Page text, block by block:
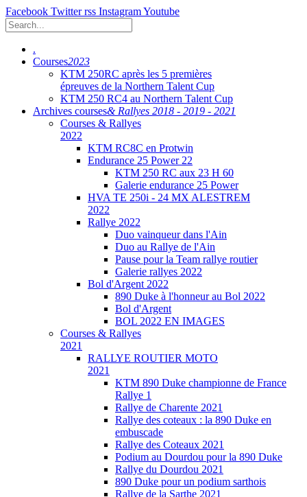
Facebook Twitter rss InstagramYoutube
.
Courses2023
KTM 250RC après les 5 premières
épreuves de la Northern Talent Cup
KTM 250 RC4 au Northern Talent Cup
Archives courses& Rallyes 2018 - 2019 - 2021
Courses & Rallyes
2022
KTM RC8C en Protwin
Endurance 25 Power 22
KTM 250 RC aux 23 H 60
Galerie endurance 25 Power
HVA TE 250i - 24 MX ALESTREM
2022
Rallye 2022
Duo vainqueur dans l'Ain
Duo au Rallye de l'Ain
Pause pour la Team rallye routier
Galerie rallyes 2022
Bol d'Argent 2022
890 Duke à l'honneur au Bol 2022
Bol d'Argent
BOL 2022 EN IMAGES
Courses & Rallyes
2021
RALLYE ROUTIER MOTO
2021
KTM 890 Duke championne de France
Rallye 1
Rallye de Charente 2021
Rallye des coteaux : la 890 Duke en
embuscade
Rallye des Coteaux 2021
Podium au Dourdou pour la 890 Duke
Rallye du Dourdou 2021
890 Duke pour un podium sarthois
Rallye de la Sarthe 2021